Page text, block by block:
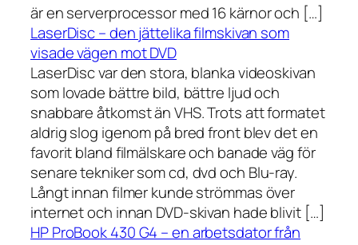
är en serverprocessor med 16 kärnor och […]
LaserDisc – den jättelika filmskivan som
visade vägen mot DVD
LaserDisc var den stora, blanka videoskivan
som lovade bättre bild, bättre ljud och
snabbare åtkomst än VHS. Trots att formatet
aldrig slog igenom på bred front blev det en
favorit bland filmälskare och banade väg för
senare tekniker som cd, dvd och Blu-ray.
Långt innan filmer kunde strömmas över
internet och innan DVD-skivan hade blivit […]
HP ProBook 430 G4 – en arbetsdator från